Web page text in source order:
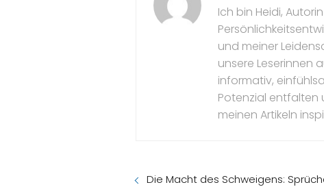
Ich bin Heidi,
und meiner
unsere Leserinnen
informativ,
Potenzial entfalten
meinen Artikeln
Die Macht des Schweigens: